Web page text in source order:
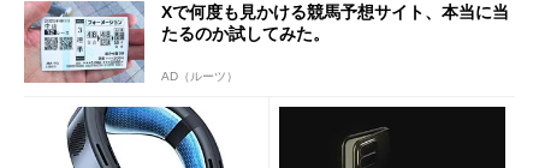
Xで何度も見かける競馬予想サイト、本当に当
たるのか試してみた。
AD（ルーツ）